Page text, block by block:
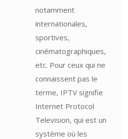
notamment
internationales,
sportives,
cinématographiques,
etc. Pour ceux qui ne
connaissent pas le
terme, IPTV signifie
Internet Protocol
Television, qui est un
système où les